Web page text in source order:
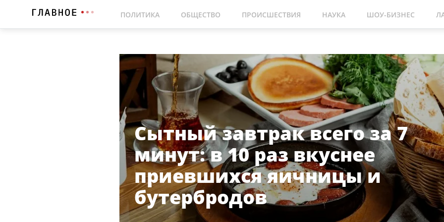
ПОЛИТИКА ОБЩЕСТВО ПРОИСШЕСТВИЯ НАУКА ШОУ-БИЗНЕС
Сытный завтрак всего за 7
минут: в 10 раз вкуснее
приевшихся яичницы и
бутербродов